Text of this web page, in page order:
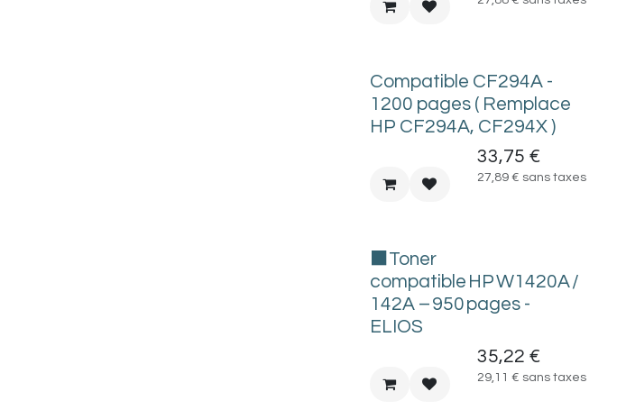
Compatible CF294A -
1200 pages ( Remplace
HP CF294A, CF294X )
33,75 €
27,89 € sans taxes
⬛Toner
compatible HP W1420A /
142A – 950 pages -
ELIOS
35,22 €
29,11 € sans taxes